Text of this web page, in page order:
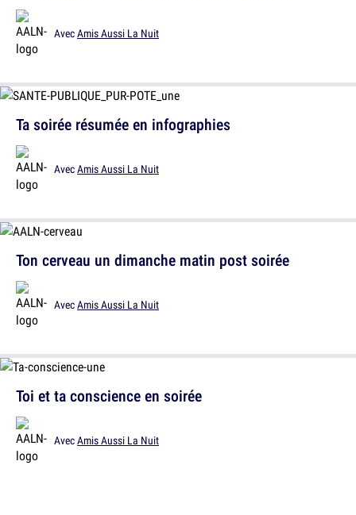
Ta soirée résumée en infographies
AvecAmis Aussi La Nuit
Toi et ta conscience en soirée
AvecAmis Aussi La Nuit
AvecAmis Aussi La Nuit
Ton cerveau un dimanche matin post soirée
AvecAmis Aussi La Nuit